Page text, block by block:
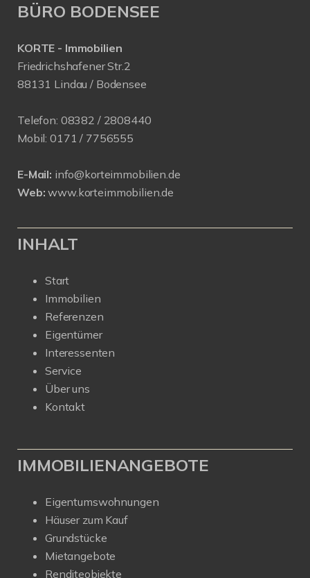
BÜRO BODENSEE
KORTE - Immobilien
Friedrichshafener Str.2
88131 Lindau / Bodensee
Telefon: 08382 / 2808440
Mobil: 0171 / 7756555
E-Mail: info@korteimmobilien.de
Web: www.korteimmobilien.de
INHALT
Start
Immobilien
Referenzen
Eigentümer
Interessenten
Service
Über uns
Kontakt
IMMOBILIENANGEBOTE
Eigentumswohnungen
Häuser zum Kauf
Grundstücke
Mietangebote
Renditeobjekte